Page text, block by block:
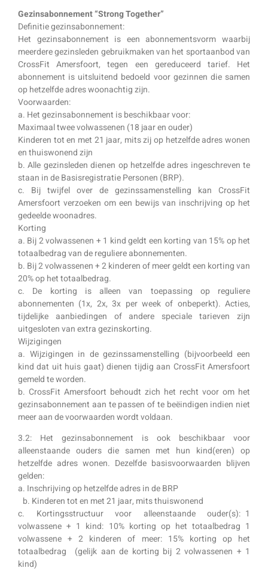
Gezinsabonnement “Strong Together”
Definitie gezinsabonnement:
Het gezinsabonnement is een abonnementsvorm waarbij
meerdere gezinsleden gebruikmaken van het sportaanbod van
CrossFit Amersfoort, tegen een gereduceerd tarief. Het
abonnement is uitsluitend bedoeld voor gezinnen die samen
op hetzelfde adres woonachtig zijn.
Voorwaarden:
a. Het gezinsabonnement is beschikbaar voor:
Maximaal twee volwassenen (18 jaar en ouder)
Kinderen tot en met 21 jaar, mits zij op hetzelfde adres wonen
en thuiswonend zijn
b. Alle gezinsleden dienen op hetzelfde adres ingeschreven te
staan in de Basisregistratie Personen (BRP).
c. Bij twijfel over de gezinssamenstelling kan CrossFit
Amersfoort verzoeken om een bewijs van inschrijving op het
gedeelde woonadres.
Korting
a. Bij 2 volwassenen + 1 kind geldt een korting van 15% op het
totaalbedrag van de reguliere abonnementen.
b. Bij 2 volwassenen + 2 kinderen of meer geldt een korting van
20% op het totaalbedrag.
c. De korting is alleen van toepassing op reguliere
abonnementen (1x, 2x, 3x per week of onbeperkt). Acties,
tijdelijke aanbiedingen of andere speciale tarieven zijn
uitgesloten van extra gezinskorting.
Wijzigingen
a. Wijzigingen in de gezinssamenstelling (bijvoorbeeld een
kind dat uit huis gaat) dienen tijdig aan CrossFit Amersfoort
gemeld te worden.
b. CrossFit Amersfoort behoudt zich het recht voor om het
gezinsabonnement aan te passen of te beëindigen indien niet
meer aan de voorwaarden wordt voldaan.
3.2: Het gezinsabonnement is ook beschikbaar voor
alleenstaande ouders die samen met hun kind(eren) op
hetzelfde adres wonen. Dezelfde basisvoorwaarden blijven
gelden:
a. Inschrijving op hetzelfde adres in de BRP
b. Kinderen tot en met 21 jaar, mits thuiswonend
c. Kortingsstructuur voor alleenstaande ouder(s): 1
volwassene + 1 kind: 10% korting op het totaalbedrag 1
volwassene + 2 kinderen of meer: 15% korting op het
totaalbedrag (gelijk aan de korting bij 2 volwassenen + 1
kind)